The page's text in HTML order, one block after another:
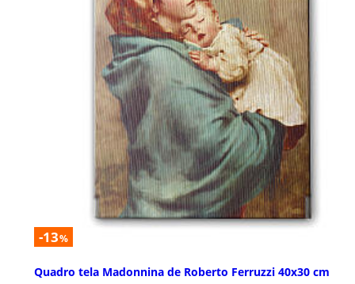
-13%
Quadro tela Madonnina de Roberto Ferruzzi 40x30 cm